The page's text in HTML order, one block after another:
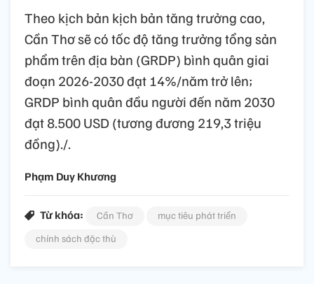
Theo kịch bản kịch bản tăng trưởng cao,
Cần Thơ sẽ có tốc độ tăng trưởng tổng sản
phẩm trên địa bàn (GRDP) bình quân giai
đoạn 2026-2030 đạt 14%/năm trở lên;
GRDP bình quân đầu người đến năm 2030
đạt 8.500 USD (tương đương 219,3 triệu
đồng)./.
Phạm Duy Khương
Từ khóa: Cần Thơ
mục tiêu phát triển
chính sách đặc thù